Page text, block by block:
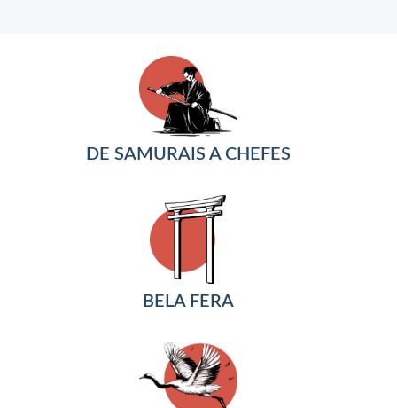
DE SAMURAIS A CHEFES
BELA FERA